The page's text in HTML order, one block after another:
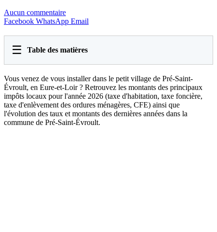
Aucun commentaire
Facebook WhatsApp Email
☰ Table des matières
Vous venez de vous installer dans le petit village de Pré-Saint-
Évroult, en Eure-et-Loir ? Retrouvez les montants des principaux
impôts locaux pour l'année 2026 (taxe d'habitation, taxe foncière,
taxe d'enlèvement des ordures ménagères, CFE) ainsi que
l'évolution des taux et montants des dernières années dans la
commune de Pré-Saint-Évroult.